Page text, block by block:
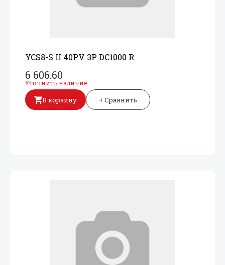
YCS8-S II 40PV 3P DC1000 R
6 606.60
Уточнить наличие
В корзину + Сравнить